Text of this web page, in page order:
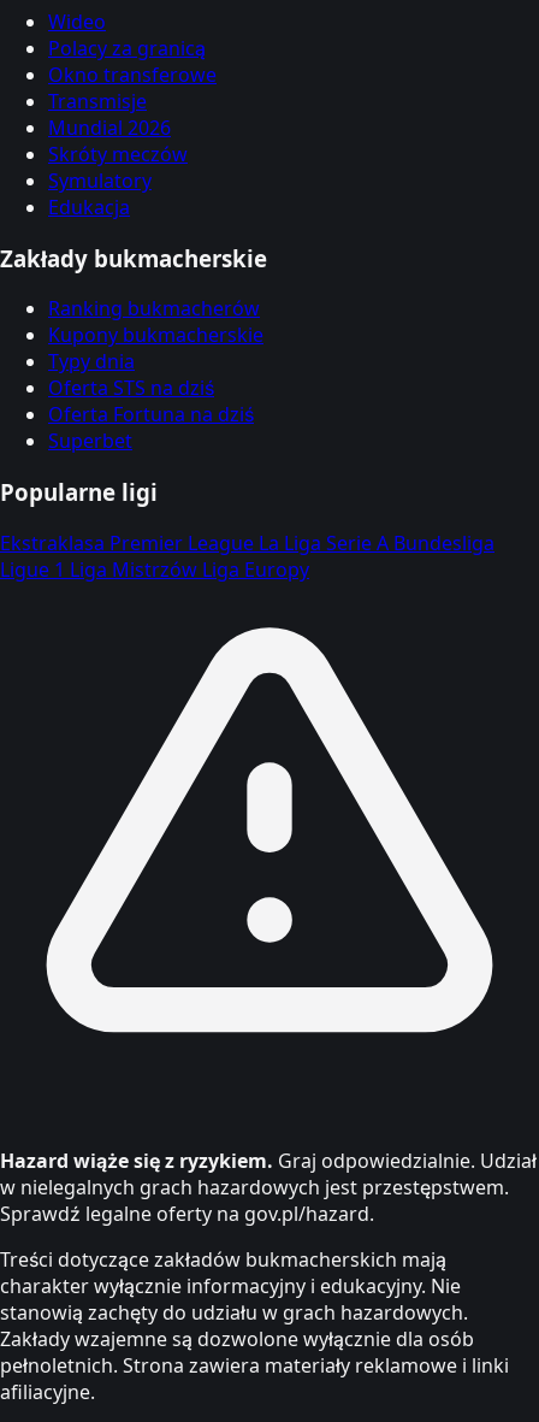
Wideo
Polacy za granicą
Okno transferowe
Transmisje
Mundial 2026
Skróty meczów
Symulatory
Edukacja
Zakłady bukmacherskie
Ranking bukmacherów
Kupony bukmacherskie
Typy dnia
Oferta STS na dziś
Oferta Fortuna na dziś
Superbet
Popularne ligi
Ekstraklasa Premier League La Liga Serie A Bundesliga
Ligue 1 Liga Mistrzów Liga Europy
Hazard wiąże się z ryzykiem. Graj odpowiedzialnie. Udział
w nielegalnych grach hazardowych jest przestępstwem.
Sprawdź legalne oferty na gov.pl/hazard.
Treści dotyczące zakładów bukmacherskich mają
charakter wyłącznie informacyjny i edukacyjny. Nie
stanowią zachęty do udziału w grach hazardowych.
Zakłady wzajemne są dozwolone wyłącznie dla osób
pełnoletnich. Strona zawiera materiały reklamowe i linki
afiliacyjne.